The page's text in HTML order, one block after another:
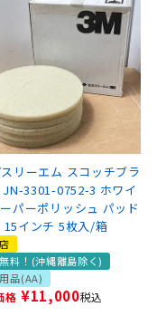
リーエム スコッチブラ
JN-3301-0752-3 ホワイ
パーポリッシュ パッド
15インチ 5枚入/箱
料！(沖縄離島除く)
品(AA)
格 ¥11,000税込